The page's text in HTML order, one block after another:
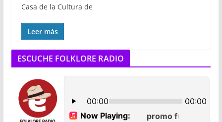
Casa de la Cultura de
Leer más
ESCUCHE FOLKLORE RADIO